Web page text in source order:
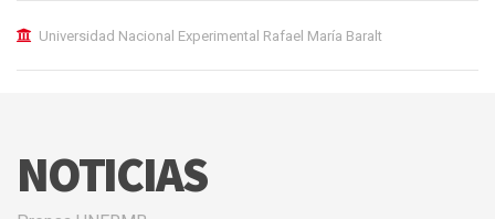
Universidad Nacional Experimental Rafael María Baralt
NOTICIAS